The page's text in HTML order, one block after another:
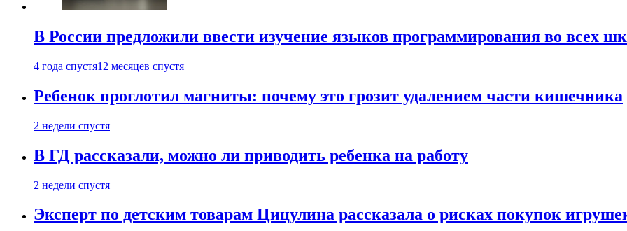
В России предложили ввести изучение языков программирования во всех
4 года спустя12 месяцев спустя
Ребенок проглотил магниты: почему это грозит удалением части кишечника
2 недели спустя
В ГД рассказали, можно ли приводить ребенка на работу
2 недели спустя
Эксперт по детским товарам Цицулина рассказала о рисках покупок